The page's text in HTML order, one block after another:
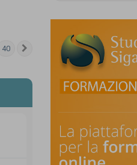
40 Prossimo